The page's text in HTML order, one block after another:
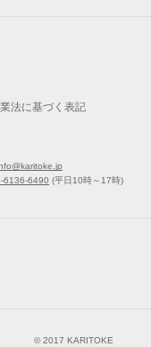
法に基づく表記
6136-6490 (平日10時～17時)
© 2017 KARITOKE